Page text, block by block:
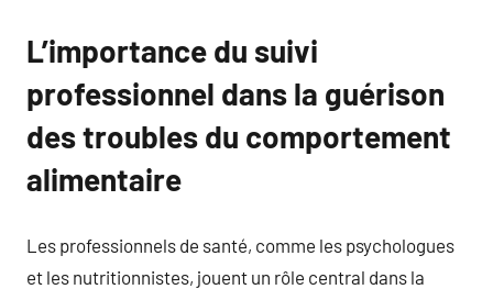
L’importance du suivi
professionnel dans la guérison
des troubles du comportement
alimentaire
Les professionnels de santé, comme les psychologues
et les nutritionnistes, jouent un rôle central dans la